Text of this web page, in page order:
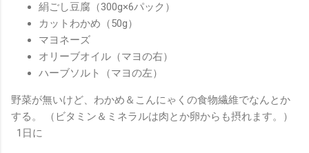
絹ごし豆腐（300g×6パック）
カットわかめ（50g）
マヨネーズ
オリーブオイル（マヨの右）
ハーブソルト（マヨの左）
野菜が無いけど、わかめ＆こんにゃくの食物繊維でなんとか
する。 （ビタミン＆ミネラルは肉とか卵からも摂れます。）
1日に